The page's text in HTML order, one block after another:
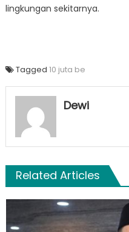
lingkungan sekitarnya.
Tagged 10 juta be
Dewi
Related Articles